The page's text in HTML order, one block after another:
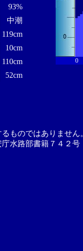
93%
中潮
119cm
10cm
110cm
52cm
0
ものではありませ
水路部書籍７４２